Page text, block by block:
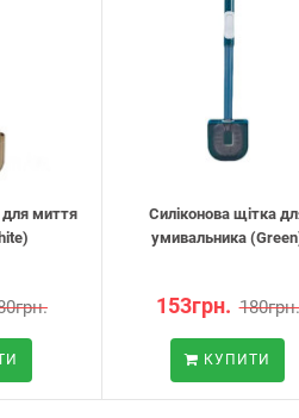
для миття
Силіконова щітка
умивальника
153грн. 180грн.
КУПИТИ